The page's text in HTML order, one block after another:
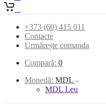
+373 (60) 415 011
Contacte
Urmărește comanda
Compară: 0
Monedă: MDL
MDL Leu